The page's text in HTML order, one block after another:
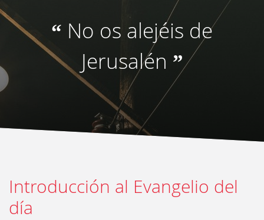
“ No os alejéis de
Jerusalén ”
Introducción al Evangelio del
día